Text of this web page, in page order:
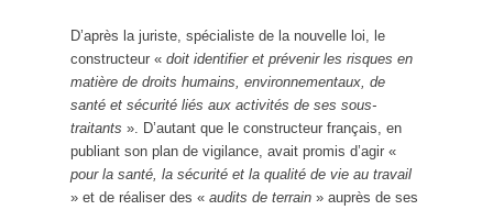
D’après la juriste, spécialiste de la nouvelle loi, le
constructeur « doit identifier et prévenir les risques en
matière de droits humains, environnementaux, de
santé et sécurité liés aux activités de ses sous-
traitants ». D’autant que le constructeur français, en
publiant son plan de vigilance, avait promis d’agir «
pour la santé, la sécurité et la qualité de vie au travail
» et de réaliser des « audits de terrain » auprès de ses